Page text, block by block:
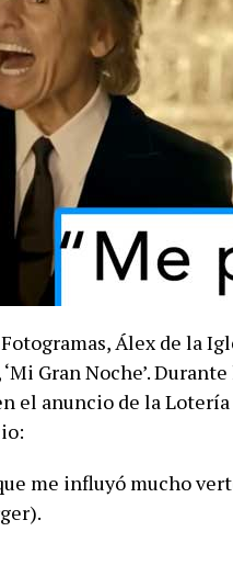
Álex de la
Gran Noche’.
el anuncio de la Lotería
me influyó mucho